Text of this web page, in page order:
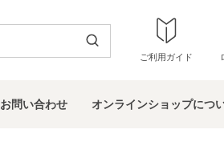
ご利用ガイド
お問い合わせ オンラインショップにつ